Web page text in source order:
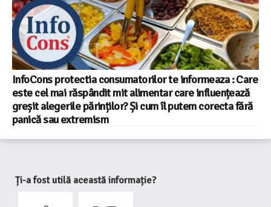
InfoCons protectia consumatorilor te informeaza : Care
este cel mai răspândit mit alimentar care influențează
greșit alegerile părinților? Și cum îl putem corecta fără
panică sau extremism
Ți-a fost utilă această informație?